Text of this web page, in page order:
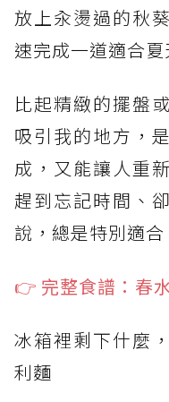
放上汆燙過的秋
速完成一道適合夏
比起精緻的擺盤
吸引我的地方，
成，又能讓人重
趕到忘記時間、
說，總是特別適合
👉 完整食譜：春
冰箱裡剩下什麼
利麵